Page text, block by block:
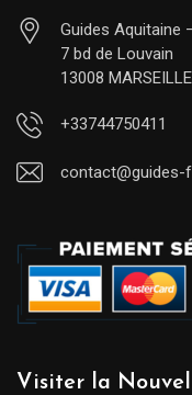
Guides Aquitaine
7 bd de Louvain
13008
+33744750411
contact@guides-
Visiter la